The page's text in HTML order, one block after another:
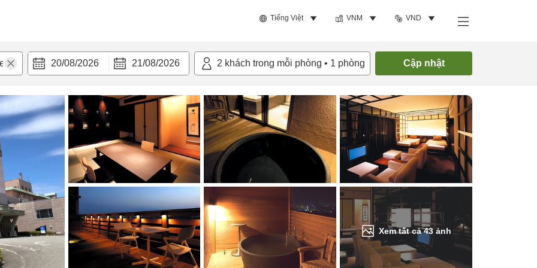
Tiếng Việt VNM VND
20/08/2026 21/08/2026 2 khách trong mỗi phòng • 1 phòng Cập nhật
Xem tất cả43 ảnh
bật Tiện nghi Tìm phòng trống